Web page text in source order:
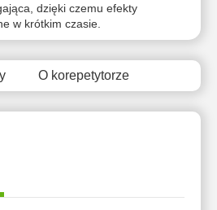
dzięki czemu efekty
w krótkim czasie.
O korepetytorze
Brak
Brak
dostępnych
terminów
dostępnych
terminów
Brak
terminów